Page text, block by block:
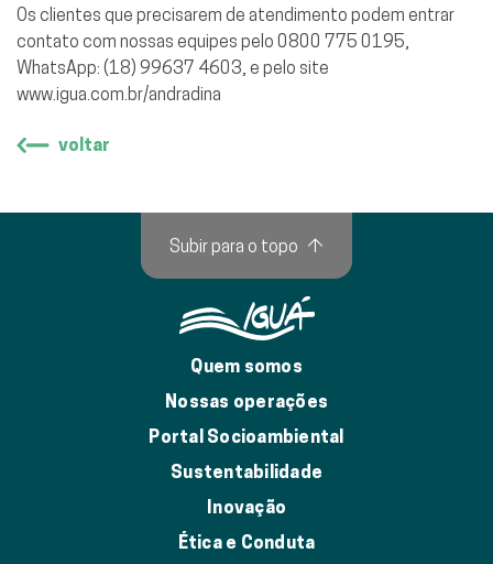
Os clientes que precisarem de atendimento podem entrar
contato com nossas equipes pelo 0800 775 0195,
WhatsApp: (18) 99637 4603, e pelo site
www.igua.com.br/andradina
voltar
Quem somos
Nossas operações
Portal Socioambiental
Sustentabilidade
Inovação
Ética e Conduta
Subir para o topo ↑